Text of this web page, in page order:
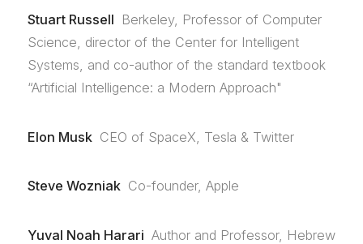
Stuart Russell Berkeley, Professor of Computer
Science, director of the Center for Intelligent
Systems, and co-author of the standard textbook
“Artificial Intelligence: a Modern Approach"
Elon Musk CEO of SpaceX, Tesla & Twitter
Steve Wozniak Co-founder, Apple
Yuval Noah Harari Author and Professor, Hebrew